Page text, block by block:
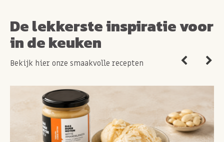
De lekkerste inspiratie voor
in de keuken
Bekijk hier onze smaakvolle recepten